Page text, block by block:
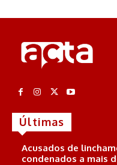
Últimas
Acusados de
condenados a mais